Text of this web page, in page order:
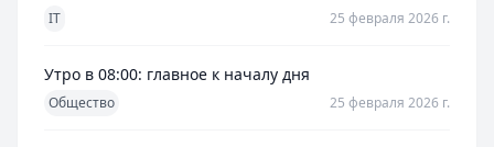
IT 25 февраля 2026 г.
Утро в 08:00: главное к началу дня
Общество 25 февраля 2026 г.